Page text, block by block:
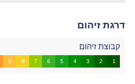
דרגת זיהום
קבוצת זיהום
1
2
3
4
5
6
7
8
9